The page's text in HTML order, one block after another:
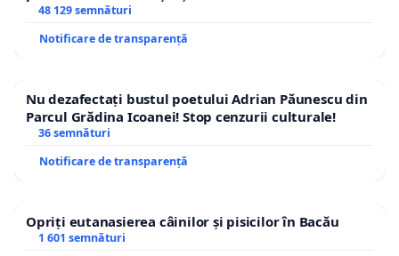
48 129 semnături
Notificare de transparență
Nu dezafectați bustul poetului Adrian Păunescu din
Parcul Grădina Icoanei! Stop cenzurii culturale!
36 semnături
Notificare de transparență
Opriți eutanasierea câinilor și pisicilor în Bacău
1 601 semnături